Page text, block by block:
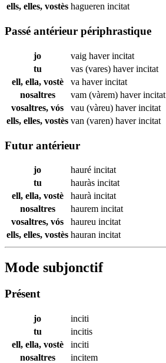
ells, elles, vostès hagueren incitat
Passé antérieur périphrastique
jo vaig haverincitat
tu
vas (vares) haverincitat
ell, ella, vostè
va haverincitat
nosaltres
vam (vàrem) haverincitat
vosaltres, vós
vau (vàreu) haverincitat
ells, elles, vostès van (varen) haverincitat
Futur antérieur
jo hauré incitat
tu
hauràs incitat
ell, ella, vostè
haurà incitat
nosaltres
haurem incitat
vosaltres, vós
haureu incitat
ells, elles, vostès hauran incitat
Mode subjonctif
Présent
jo
inciti
tu
incitis
ell, ella, vostè
inciti
nosaltres
incitem